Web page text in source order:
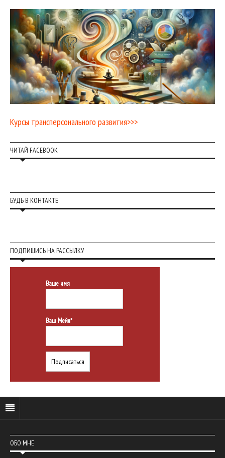
Курсы трансперсонального развития>>>
ЧИТАЙ FACEBOOK
БУДЬ В КОНТАКТЕ
ПОДПИШИСЬ НА РАССЫЛКУ
Ваше имя
Ваш Мейл*
ОБО МНЕ